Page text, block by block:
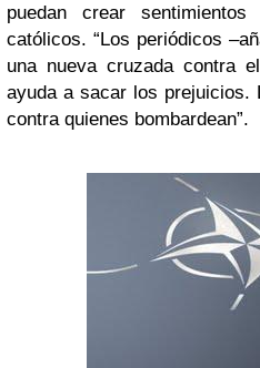
puedan crear
católicos. “Los periódicos
una nueva cruzada contra
ayuda a sacar los prejuicios.
contra quienes bombardean”.